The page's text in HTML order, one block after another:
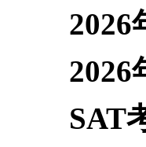
2026
2026
SAT